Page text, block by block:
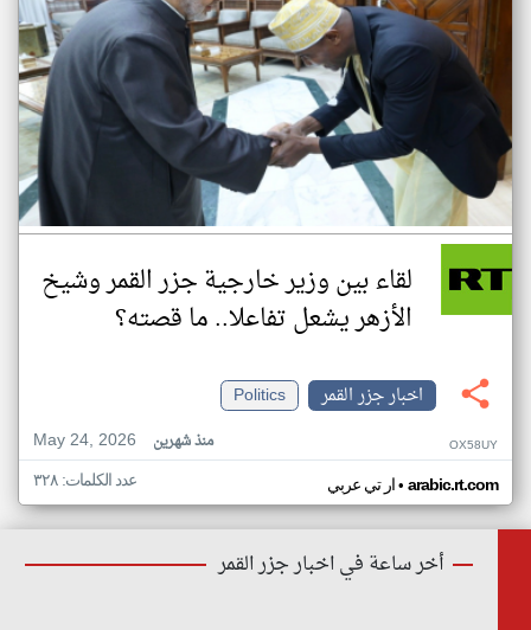
لقاء بين وزير خارجية جزر القمر وشيخ
الأزهر يشعل تفاعلا.. ما قصته؟
اخبار جزر القمر
Politics
May 24, 2026
منذ شهرين OX58UY
ار تي عربي• arabic.rt.com عدد الكلمات: ٣٢٨
أخر ساعة في اخبار جزر القمر